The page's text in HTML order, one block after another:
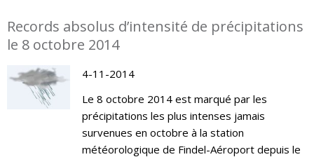
Records absolus d’intensité de précipitations
le 8 octobre 2014
4-11-2014
Le 8 octobre 2014 est marqué par les
précipitations les plus intenses jamais
survenues en octobre à la station
météorologique de Findel-Aéroport depuis le